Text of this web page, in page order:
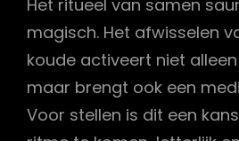
Het ritueel van samen
magisch. Het afwisselen
koude activeert niet
maar brengt ook een
Voor stellen is dit een